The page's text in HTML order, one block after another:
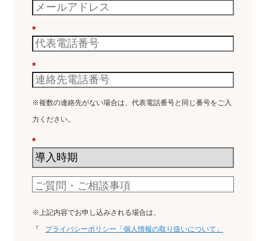
*
*
※複数の連絡先がない場合は、代表電話番号と同じ番号をご入
力ください。
*
※上記内容でお申し込みされる場合は、
『
プライバシーポリシー「個人情報の取り扱いについて」